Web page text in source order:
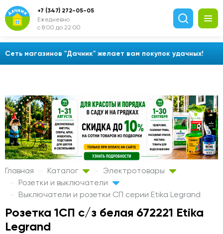
Сеть магазинов "Дачник" желает вам покупок удачных!
+7 (347) 272-05-05
Ежедневно
с 8:00 до 22:00
Главная Каталог
Электротовары
Розетки и выключатели
Выключатели и розетки СП серии Etika Legrand
Розетка 1СП с/з белая 672221 Etika
Legrand